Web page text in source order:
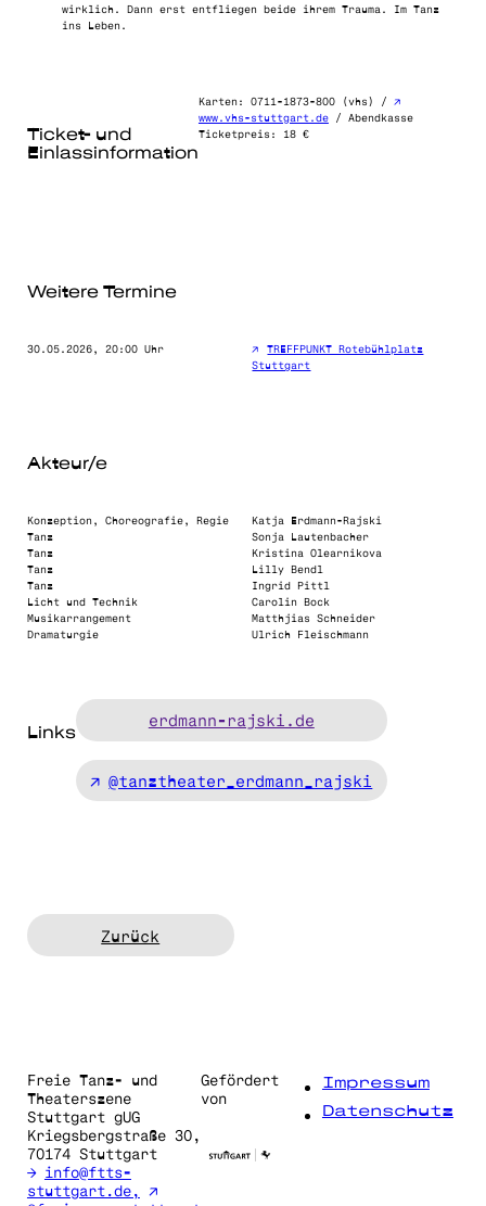
wirklich. Dann erst entfliegen beide ihrem Trauma. Im Tanz
ins Leben.
Ticket- und
Einlassinformation
Karten: 0711-1873-800 (vhs) /
www.vhs-stuttgart.de/ Abendkasse
Ticketpreis: 18 €
Weitere Termine
30.05.2026, 20:00 Uhr
TREFFPUNKT Rotebühlplatz
Stuttgart
Akteur/e
Konzeption, Choreografie, Regie
Katja Erdmann-Rajski
Tanz
Sonja Lautenbacher
Tanz
Kristina Olearnikova
Tanz
Lilly Bendl
Tanz
Ingrid Pittl
Licht und Technik
Carolin Bock
Musikarrangement
Matthjias Schneider
Dramaturgie
Ulrich Fleischmann
Links
erdmann-rajski.de
@tanztheater_erdmann_rajski
Zurück
Freie Tanz- und
Theaterszene
Stuttgart gUG
Kriegsbergstraße 30,
70174 Stuttgart
info@ftts-
stuttgart.de,
Gefördert
von
Impressum
Datenschutz